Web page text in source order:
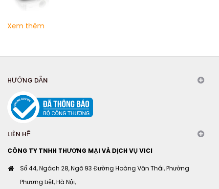
Xem thêm
HƯỚNG DẪN
LIÊN HỆ
CÔNG TY TNHH THƯƠNG MẠI VÀ DỊCH VỤ VICI
Số 44, Ngách 28, Ngõ 93 Đường Hoàng Văn Thái, Phường
Phương Liệt, Hà Nội,